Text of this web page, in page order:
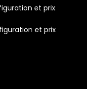
et prix
et prix